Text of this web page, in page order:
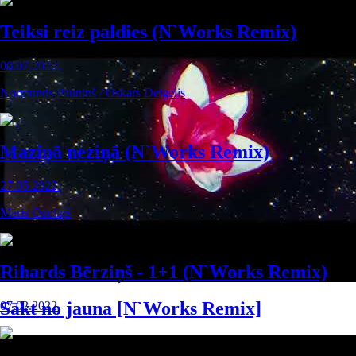
Teiksi reiz paldies (N`Works Remix)
06.07.2022.
Normunds Pauniņš / Oskars Deigelis
Maziņā neziņā (N`Works Remix)
27.05.2022.
Māris Ozoliņš
Rihards Bērziņš - 1+1 (N`Works Remix)
07.02.2022.
Sākt no jauna [N`Works Remix]